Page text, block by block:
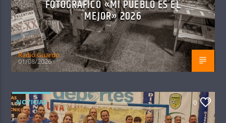
FOTOGRÁFICO «MI PUEBLO ES EL
MEJOR» 2026
Radio Guardo
01/08/2026
NOTICIAS 0